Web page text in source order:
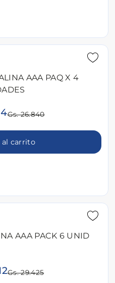
AAA PAQ X 4
Gs. 26.840
carrito
AAA PACK 6 UNID
Gs. 29.425